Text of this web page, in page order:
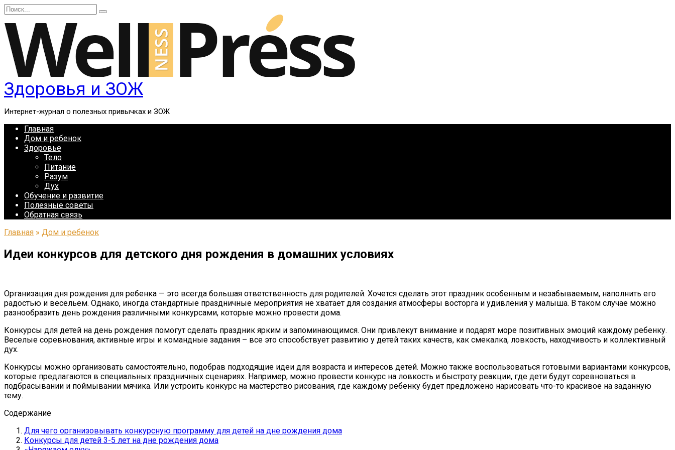
Перейти
к
содержанию
Search
for:
Здоровья и ЗОЖ
Интернет-журнал о полезных привычках и ЗОЖ
Главная
Дом и ребенок
Здоровье
Тело
Питание
Разум
Дух
Обучение и развитие
Полезные советы
Обратная связь
Главная » Дом и ребенок
Идеи конкурсов для детского дня рождения в домашних условиях
Организация дня рождения для ребенка — это всегда большая ответственность для родителей. Хочется сделать этот праздник особенным и незабываемым, наполнить его
радостью и весельем. Однако, иногда стандартные праздничные мероприятия не хватает для создания атмосферы восторга и удивления у малыша. В таком случае можно
разнообразить день рождения различными конкурсами, которые можно провести дома.
Конкурсы для детей на день рождения помогут сделать праздник ярким и запоминающимся. Они привлекут внимание и подарят море позитивных эмоций каждому ребенку.
Веселые соревнования, активные игры и командные задания – все это способствует развитию у детей таких качеств, как смекалка, ловкость, находчивость и коллективный
дух.
Конкурсы можно организовать самостоятельно, подобрав подходящие идеи для возраста и интересов детей. Можно также воспользоваться готовыми вариантами конкурсов,
которые предлагаются в специальных праздничных сценариях. Например, можно провести конкурс на ловкость и быстроту реакции, где дети будут соревноваться в
подбрасывании и поймывании мячика. Или устроить конкурс на мастерство рисования, где каждому ребенку будет предложено нарисовать что-то красивое на заданную
тему.
Содержание
Для чего организовывать конкурсную программу для детей на дне рождения дома
Конкурсы для детей 3-5 лет на дне рождения дома